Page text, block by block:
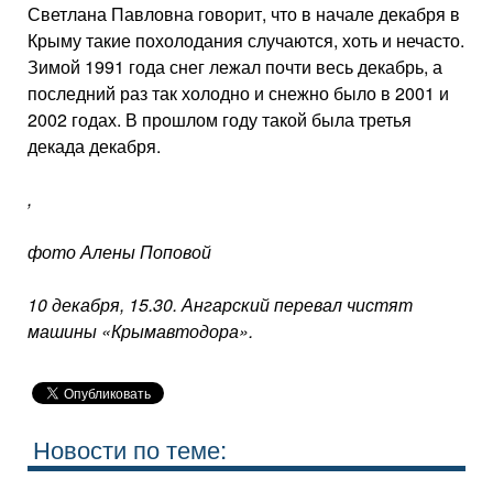
Светлана Павловна гово­рит, что в начале декабря в
Крыму такие похолодания случаются, хоть и нечасто.
Зимой 1991 года снег лежал почти весь декабрь, а
по­следний раз так холодно и снежно было в 2001 и
2002 годах. В прошлом году такой была третья
декада декабря.
,
фото Алены Поповой
10 декабря, 15.30. Ангарский перевал чистят
машины «Крымавтодора».
Новости по теме: